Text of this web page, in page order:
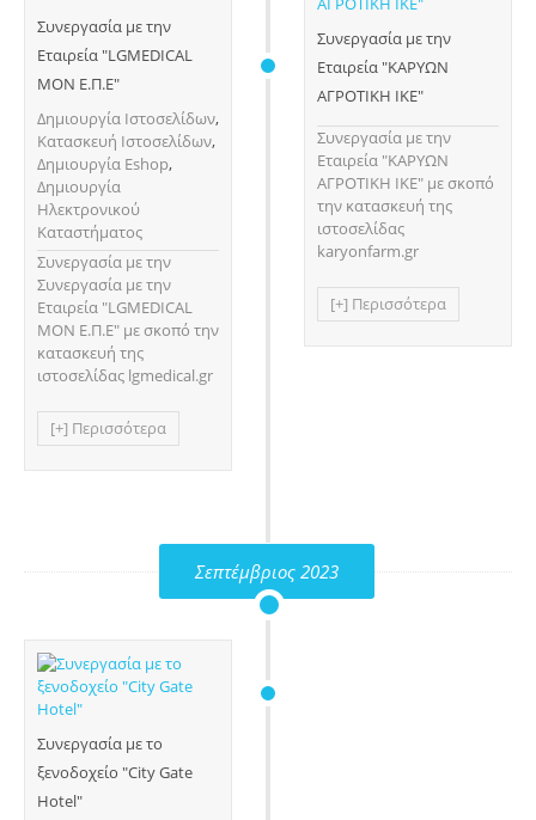
Συνεργασία με την
Εταιρεία "LGMEDICAL
ΜΟΝ Ε.Π.Ε"
Δημιουργία Ιστοσελίδων,
Κατασκευή Ιστοσελίδων,
Δημιουργία Eshop,
Δημιουργία
Ηλεκτρονικού
Καταστήματος
Συνεργασία με την
Συνεργασία με την
Εταιρεία "LGMEDICAL
ΜΟΝ Ε.Π.Ε" με σκοπό την
κατασκευή της
ιστοσελίδας lgmedical.gr
[+] Περισσότερα
Συνεργασία με την
Εταιρεία "ΚΑΡΥΩΝ
ΑΓΡΟΤΙΚΗ ΙΚΕ"
Συνεργασία με την
Εταιρεία "ΚΑΡΥΩΝ
ΑΓΡΟΤΙΚΗ ΙΚΕ" με σκοπό
την κατασκευή της
ιστοσελίδας
karyonfarm.gr
[+] Περισσότερα
Σεπτέμβριος 2023
Συνεργασία με τo
ξενοδοχείο "City Gate
Hotel"